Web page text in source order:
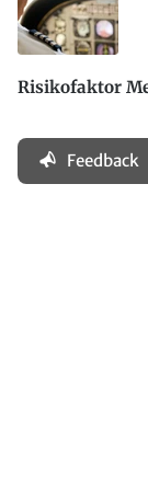
Risikofaktor
Feedback